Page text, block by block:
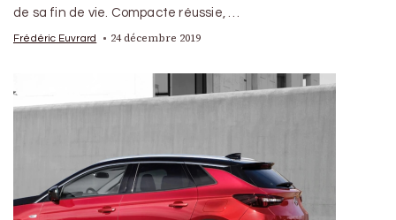
de sa fin de vie. Compacte réussie, …
Frédéric Euvrard 24 décembre 2019